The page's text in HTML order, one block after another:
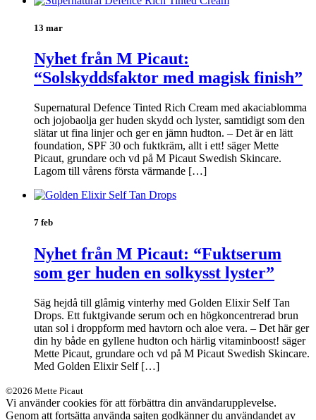
13 mar
Nyhet från M Picaut:
“Solskyddsfaktor med magisk finish”
Supernatural Defence Tinted Rich Cream med akaciablomma
och jojobaolja ger huden skydd och lyster, samtidigt som den
slätar ut fina linjer och ger en jämn hudton. – Det är en lätt
foundation, SPF 30 och fuktkräm, allt i ett! säger Mette
Picaut, grundare och vd på M Picaut Swedish Skincare.
Lagom till vårens första värmande […]
7 feb
Nyhet från M Picaut: “Fuktserum
som ger huden en solkysst lyster”
Säg hejdå till glåmig vinterhy med Golden Elixir Self Tan
Drops. Ett fuktgivande serum och en högkoncentrerad brun
utan sol i droppform med havtorn och aloe vera. – Det här ger
din hy både en gyllene hudton och härlig vitaminboost! säger
Mette Picaut, grundare och vd på M Picaut Swedish Skincare.
Med Golden Elixir Self […]
©2026 Mette Picaut
Vi använder cookies för att förbättra din användarupplevelse.
Genom att fortsätta använda sajten godkänner du användandet av